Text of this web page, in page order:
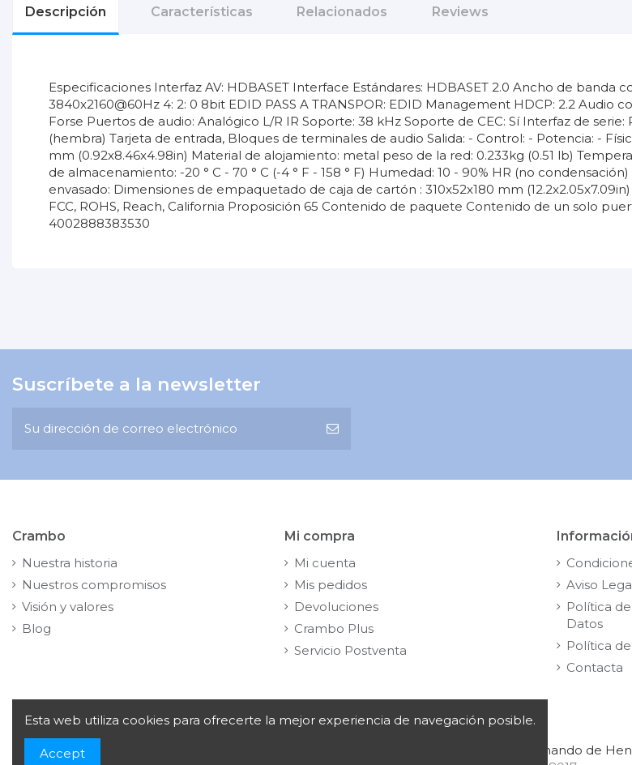
Descripción Características Relacionados Reviews
Especificaciones Interfaz AV: HDBASET Interface Estándares: HDBASET 2.0 Ancho de banda
3840x2160@60Hz 4: 2: 0 8bit EDID PASS A TRANSPOR: EDID Management HDCP: 2.2
Forse Puertos de audio: Analógico L/R IR Soporte: 38 kHz Soporte de CEC: Sí Interfaz de
(hembra) Tarjeta de entrada, Bloques de terminales de audio Salida: - Control: - Potencia: -
mm (0.92x8.46x4.98in) Material de alojamiento: metal peso de la red: 0.233kg (0.51 lb)
de almacenamiento: -20 ° C - 70 ° C (-4 ° F - 158 ° F) Humedad: 10 - 90% HR (no
envasado: Dimensiones de empaquetado de caja de cartón : 310x52x180 mm
FCC, ROHS, Reach, California Proposición 65 Contenido de paquete Contenido de un solo
4002888383530
Suscríbete a la newsletter
Crambo
Nuestra historia
Nuestros compromisos
Visión y valores
Blog
Mi compra
Mi cuenta
Mis pedidos
Devoluciones
Crambo Plus
Servicio Postventa
Aviso
Política
Datos
Política
Contacta
Copyright© 2024 Crambo, S.A. Av. de la Vía Láctea, 1, Segunda Planta, | 28830 San Fernando de
Esta web utiliza cookies para ofrecerte la mejor experiencia de navegación posible.
Accept